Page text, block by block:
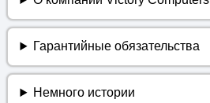
Гарантийные обязательства
Немного истории